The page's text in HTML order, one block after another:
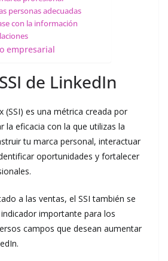
personas adecuadas
con la información
empresarial
de LinkedIn
(SSI) es una métrica creada por
la eficacia con la que utilizas la
tu marca personal, interactuar
oportunidades y fortalecer
a las ventas, el SSI también se
importante para los
campos que desean aumentar